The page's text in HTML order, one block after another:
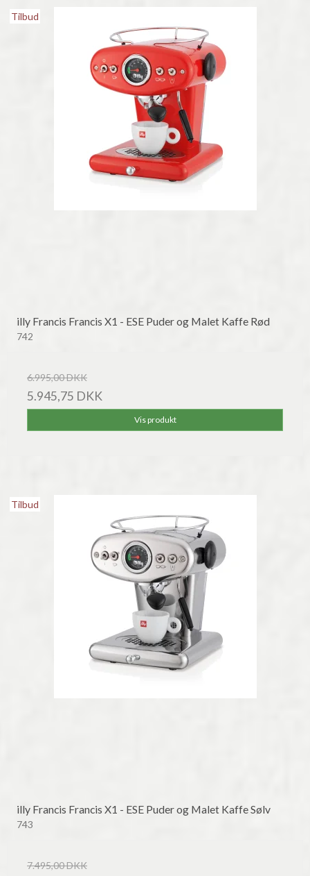
Tilbud
illy Francis Francis X1 - ESE Puder og Malet Kaffe Rød
742
6.995,00 DKK
5.945,75 DKK
Vis produkt
Tilbud
illy Francis Francis X1 - ESE Puder og Malet Kaffe Sølv
743
7.495,00 DKK